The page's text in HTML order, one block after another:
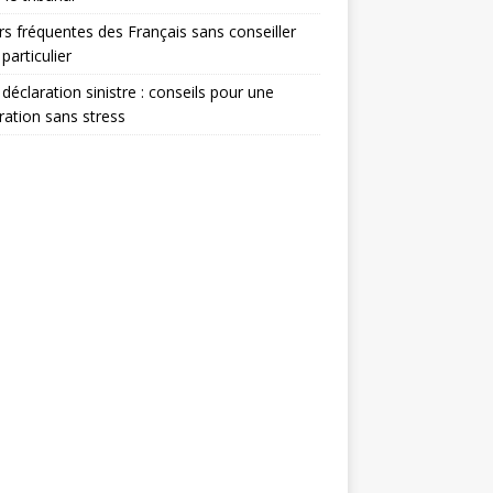
fréquentes des Français sans conseiller
sinistre : conseils pour une
sans stress